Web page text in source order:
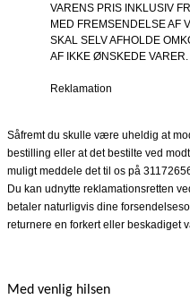
VARENS PRIS INKLUSIV
MED FREMSENDELSE AF
SKAL SELV AFHOLDE
AF IKKE ØNSKEDE VARER.
Reklamation
Såfremt du skulle være uheldig at
bestilling eller at det bestilte ved
muligt meddele det til os på
Du kan udnytte reklamationsretten
betaler naturligvis dine
returnere en forkert eller beskadiget
Med venlig hilsen